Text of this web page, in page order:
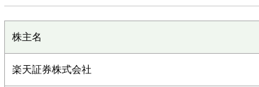
株主名
楽天証券株式会社